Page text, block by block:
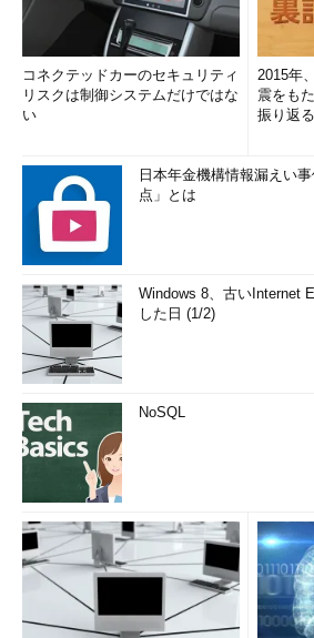
コネクテッドカーのセキュリティ
リスクは制御システムだけではな
い
2015年
震をも
振り返
日本年金機構情報漏えい
点」とは
Windows 8、古いInternet
した日 (1/2)
NoSQL